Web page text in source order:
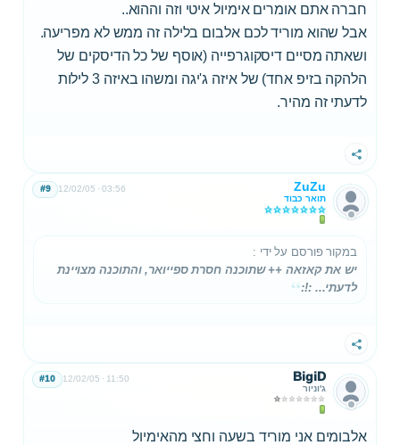
חברה אתם אומרים אימיול איטי וזה וההוא..
אבל שהוא מוריד לכם אלבום בלילה זה ממש לא מפריעה.
ושאתה מסיים דיסקוגרפייה (אוסף של כל הדיסקים של
הלהקה בזיפ אחד) של איזה ג'יגה ומשהו באיזה 3 לילות
לדעתי זה מהיר.
שתף
ZuZu
תואר כבוד
12/02/05 03:56
#9
במקור פורסם על ידי :
יש את קאזאה ++ שתוכנה חסרת ספייואר, והתוכנה מצויינת
לדעתי... :!:
שתף
BigiD
ג'וניור
12/02/05 11:50
#10
אלבומים אני מוריד בשעה וחצי מהאימיול